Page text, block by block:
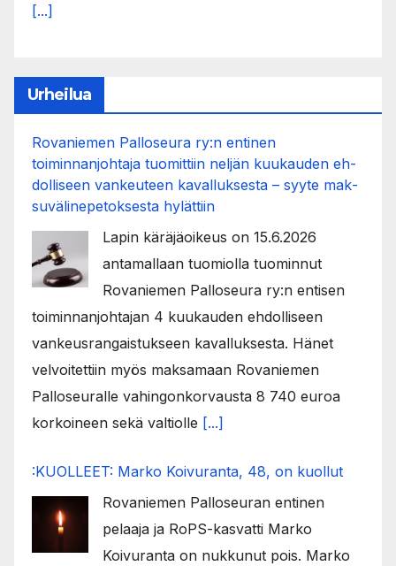
[...]
Urheilua
Rovaniemen Palloseura ry:n entinen
toiminnanjohtaja tuo­mit­tiin neljän kuu­kau­den eh­
dol­li­seen van­keu­teen ka­val­luk­ses­ta – syyte mak­
su­vä­li­ne­pe­tok­ses­ta hy­lät­tiin
Lapin käräjäoikeus on 15.6.2026
antamallaan tuomiolla tuominnut
Rovaniemen Palloseura ry:n entisen
toiminnanjohtajan 4 kuukauden ehdolliseen
vankeusrangaistukseen kavalluksesta. Hänet
velvoitettiin myös maksamaan Rovaniemen
Palloseuralle vahingonkorvausta 8 740 euroa
korkoineen sekä valtiolle [...]
:KUOLLEET: Marko Koivuranta, 48, on kuollut
Rovaniemen Palloseuran entinen
pelaaja ja RoPS-kasvatti Marko
Koivuranta on nukkunut pois. Marko